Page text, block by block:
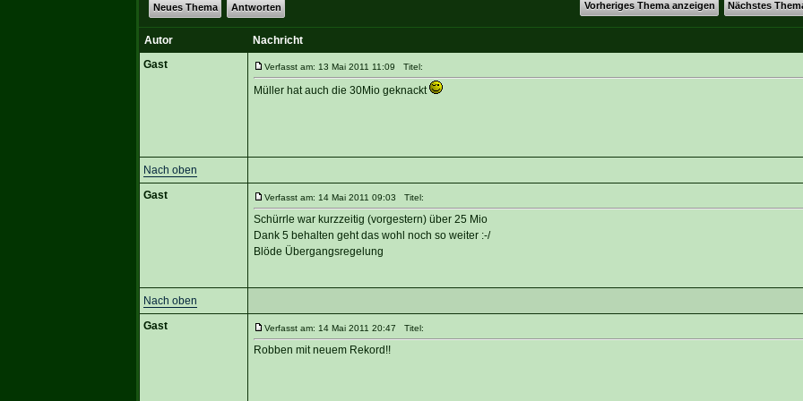
Vorheriges Thema anzeigen Nächstes
Neues Thema Antworten
Autor
Nachricht
Gast
Verfasst am: 13 Mai 2011 11:09 Titel:
Müller hat auch die 30Mio geknackt
Nach oben
Gast
Verfasst am: 14 Mai 2011 09:03 Titel:
Schürrle war kurzzeitig (vorgestern) über 25 Mio
Dank 5 behalten geht das wohl noch so weiter :-/
Blöde Übergangsregelung
Nach oben
Gast
Verfasst am: 14 Mai 2011 20:47 Titel:
Robben mit neuem Rekord!!